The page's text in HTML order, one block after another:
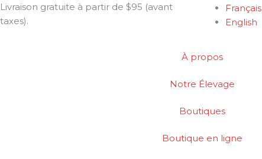
Aller
au
Livraison gratuite à partir de $95 (avant
taxes).
Français
English
À propos
Notre Élevage
Boutiques
Boutique en ligne